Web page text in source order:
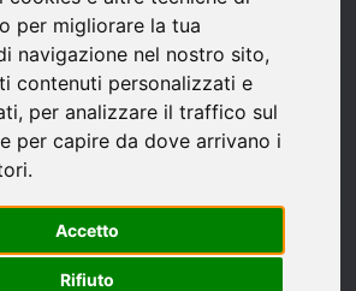
per migliorare la tua
navigazione nel nostro sito,
contenuti personalizzati e
per analizzare il traffico sul
per capire da dove arrivano i
Accetto
Rifiuto
Loading...